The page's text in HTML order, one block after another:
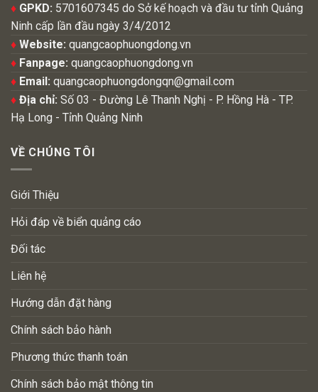
♦ GPKD: 5701607345 do Sở kế hoạch và đầu tư tỉnh Quảng
Ninh cấp lần đầu ngày 3/4/2012
♦ Website: quangcaophuongdong.vn
♦ Fanpage: quangcaophuongdong.vn
♦ Email: quangcaophuongdongqn@gmail.com
♦ Địa chỉ: Số 03 - Đường Lê Thanh Nghị - P. Hồng Hà - TP.
Hạ Long - Tỉnh Quảng Ninh
VỀ CHÚNG TÔI
Giới Thiệu
Hỏi đáp về biển quảng cáo
Đối tác
Liên hệ
Hướng dẫn đặt hàng
Chính sách bảo hành
Phương thức thanh toán
Chính sách bảo mật thông tin